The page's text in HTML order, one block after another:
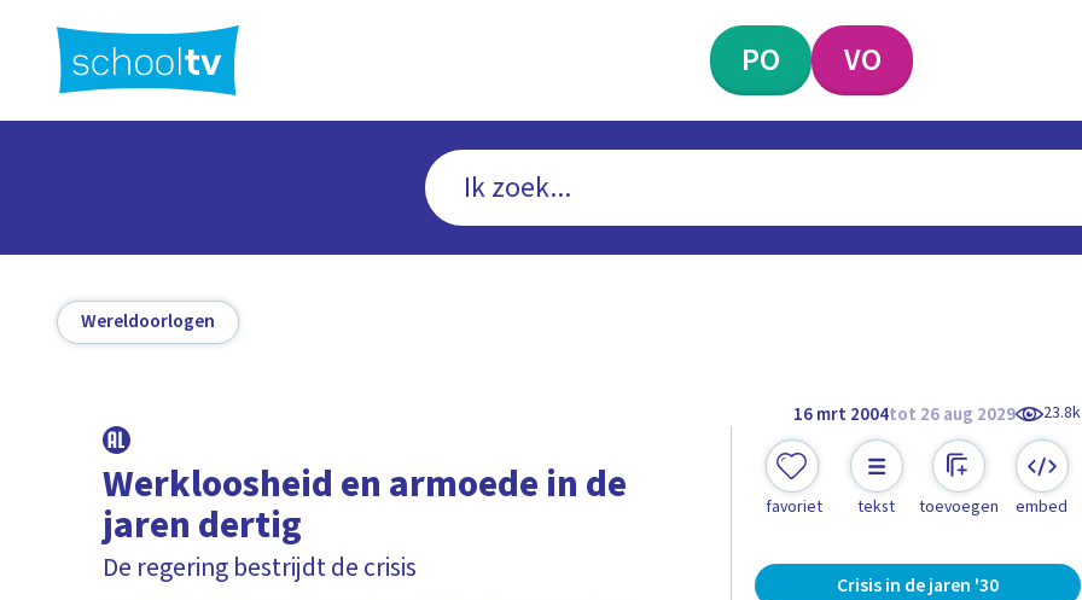
hoofdinhoud
PO VO
Wereldoorlogen
16 mrt 2004tot 26 aug 2029 23.8k
Werkloosheid en armoede in de
jaren dertig
De regering bestrijdt de crisis
favoriet tekst toevoegen embed
Crisis in de jaren '30